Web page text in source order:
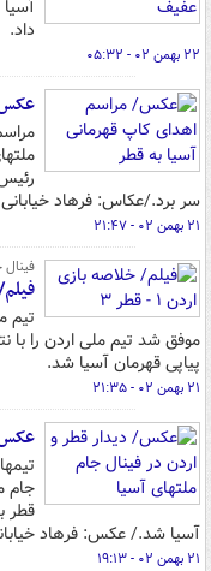
داد.
۲۲ بهمن ۰۲ - ۰۵:۳۲
سر برد./عکاس: فرهاد خیابانی
۲۱ بهمن ۰۲ - ۲۱:۴۷
فینال جام
فیلم/
تیم
پیاپی قهرمان آسیا شد.
۲۱ بهمن ۰۲ - ۲۱:۳۵
آسیا شد./ عکس: فرهاد
۲۱ بهمن ۰۲ - ۱۹:۱۳